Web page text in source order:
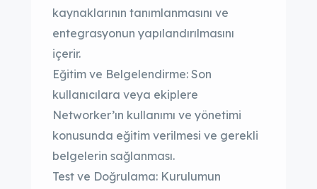
kaynaklarının tanımlanmasını ve
entegrasyonun yapılandırılmasını
içerir.
Eğitim ve Belgelendirme: Son
kullanıcılara veya ekiplere
Networker’ın kullanımı ve yönetimi
konusunda eğitim verilmesi ve gerekli
belgelerin sağlanması.
Test ve Doğrulama: Kurulumun